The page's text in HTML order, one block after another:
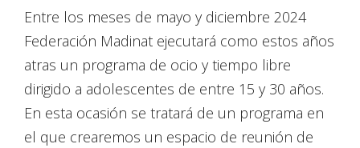
Entre los meses de mayo y diciembre 2024
Federación Madinat ejecutará como estos años
atras un programa de ocio y tiempo libre
dirigido a adolescentes de entre 15 y 30 años.
En esta ocasión se tratará de un programa en
el que crearemos un espacio de reunión de